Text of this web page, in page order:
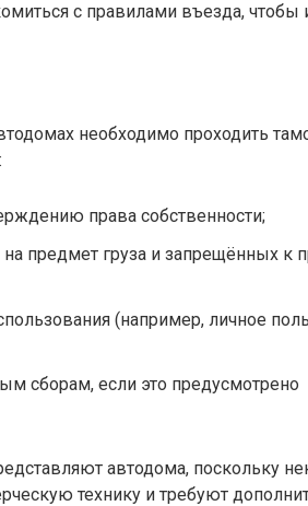
с правилами въезда, чтобы
необходимо проходить
права собственности;
предмет груза и запрещённых к
(например, личное
сборам, если это предусмотрено
автодома, поскольку
технику и требуют